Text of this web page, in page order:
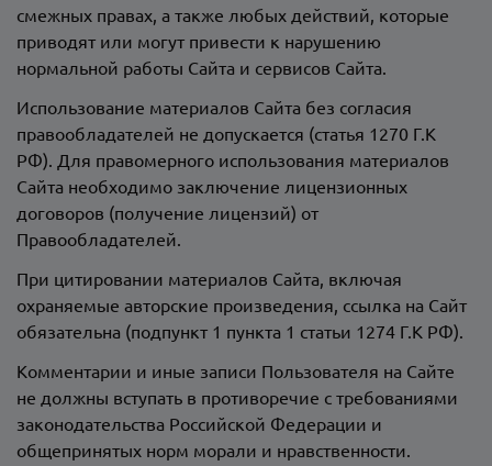
смежных правах, а также любых действий, которые
приводят или могут привести к нарушению
нормальной работы Сайта и сервисов Сайта.
Использование материалов Сайта без согласия
правообладателей не допускается (статья 1270 Г.К
РФ). Для правомерного использования материалов
Сайта необходимо заключение лицензионных
договоров (получение лицензий) от
Правообладателей.
При цитировании материалов Сайта, включая
охраняемые авторские произведения, ссылка на Сайт
обязательна (подпункт 1 пункта 1 статьи 1274 Г.К РФ).
Комментарии и иные записи Пользователя на Сайте
не должны вступать в противоречие с требованиями
законодательства Российской Федерации и
общепринятых норм морали и нравственности.